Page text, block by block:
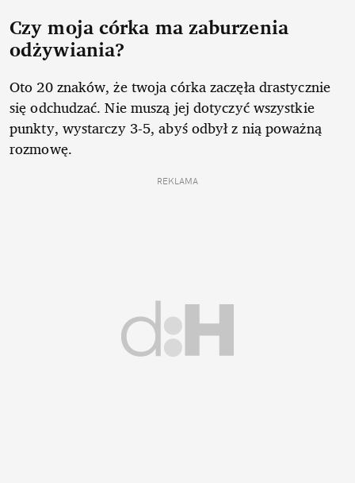
Czy moja córka ma zaburzenia
odżywiania?
Oto 20 znaków, że twoja córka zaczęła drastycznie
się odchudzać. Nie muszą jej dotyczyć wszystkie
punkty, wystarczy 3-5, abyś odbył z nią poważną
rozmowę.
REKLAMA